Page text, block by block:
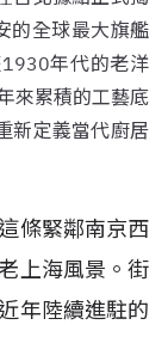
的全球最大旗艦
年代的老洋
來累積的工藝底
新定義當代廚居
條緊鄰南京西
上海風景。街
年陸續進駐的